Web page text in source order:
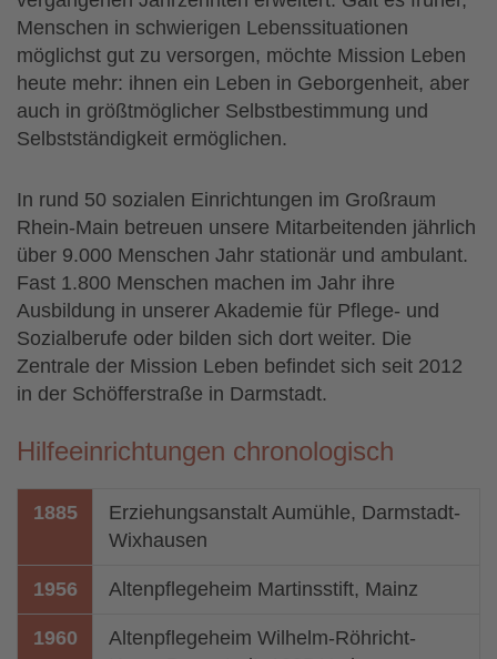
Menschen in schwierigen Lebenssituationen
möglichst gut zu versorgen, möchte Mission Leben
heute mehr: ihnen ein Leben in Geborgenheit, aber
auch in größtmöglicher Selbstbestimmung und
Selbstständigkeit ermöglichen.
In rund 50 sozialen Einrichtungen im Großraum
Rhein-Main betreuen unsere Mitarbeitenden jährlich
über 9.000 Menschen Jahr stationär und ambulant.
Fast 1.800 Menschen machen im Jahr ihre
Ausbildung in unserer Akademie für Pflege- und
Sozialberufe oder bilden sich dort weiter. Die
Zentrale der Mission Leben befindet sich seit 2012
in der Schöfferstraße in Darmstadt.
Hilfeeinrichtungen chronologisch
1885
Erziehungsanstalt Aumühle, Darmstadt-
Wixhausen
1956 Altenpflegeheim Martinsstift, Mainz
1960
Altenpflegeheim Wilhelm-Röhricht-